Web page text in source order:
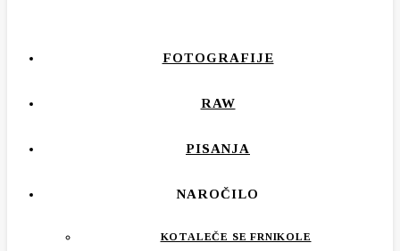
FOTOGRAFIJE
RAW
PISANJA
NAROČILO
KOTALEČE SE FRNIKOLE